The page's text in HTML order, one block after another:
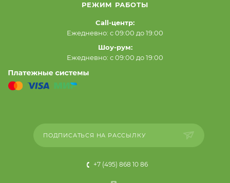
РЕЖИМ РАБОТЫ
Call-центр:
Ежедневно: с 09:00 до 19:00
Шоу-рум:
Ежедневно: с 09:00 до 19:00
ПОДПИСАТЬСЯ НА РАССЫЛКУ
+7 (495) 868 10 86